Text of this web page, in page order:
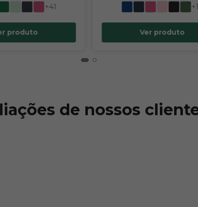
+41
produto Ver produto
de nossos